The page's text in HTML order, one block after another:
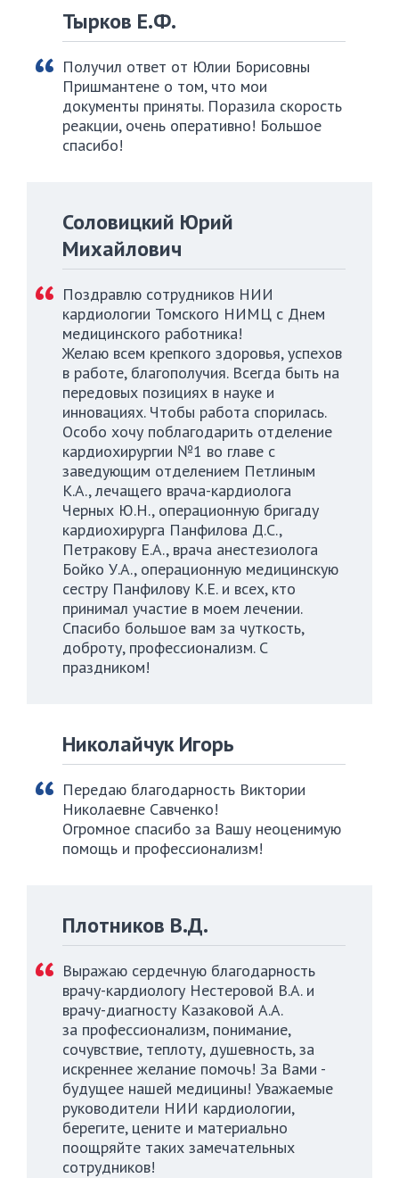
Тырков Е.Ф.
Получил ответ от Юлии Борисовны
Пришмантене о том, что мои
документы приняты. Поразила скорость
реакции, очень оперативно! Большое
спасибо!
Соловицкий Юрий
Михайлович
Поздравлю сотрудников НИИ
кардиологии Томского НИМЦ с Днем
медицинского работника!
Желаю всем крепкого здоровья, успехов
в работе, благополучия. Всегда быть на
передовых позициях в науке и
инновациях. Чтобы работа спорилась.
Особо хочу поблагодарить отделение
кардиохирургии №1 во главе с
заведующим отделением Петлиным
К.А., лечащего врача-кардиолога
Черных Ю.Н., операционную бригаду
кардиохирурга Панфилова Д.С.,
Петракову Е.А., врача анестезиолога
Бойко У.А., операционную медицинскую
сестру Панфилову К.Е. и всех, кто
принимал участие в моем лечении.
Спасибо большое вам за чуткость,
доброту, профессионализм. С
праздником!
Николайчук Игорь
Передаю благодарность Виктории
Николаевне Савченко!
Огромное спасибо за Вашу неоценимую
помощь и профессионализм!
Плотников В.Д.
Выражаю сердечную благодарность
врачу-кардиологу Нестеровой В.А. и
врачу-диагносту Казаковой А.А.
за профессионализм, понимание,
сочувствие, теплоту, душевность, за
искреннее желание помочь! За Вами -
будущее нашей медицины! Уважаемые
руководители НИИ кардиологии,
берегите, цените и материально
поощряйте таких замечательных
сотрудников!